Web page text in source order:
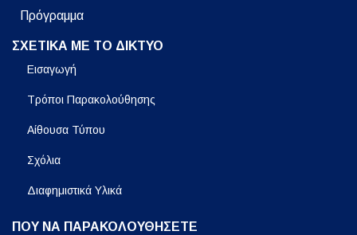
Πρόγραμμα
ΣΧΕΤΙΚΑ ΜΕ ΤΟ ΔΙΚΤΥΟ
Εισαγωγή
Τρόποι Παρακολούθησης
Αίθουσα Τύπου
Σχόλια
Διαφημιστικά Υλικά
ΠΟΥ ΝΑ ΠΑΡΑΚΟΛΟΥΘΗΣΕΤΕ